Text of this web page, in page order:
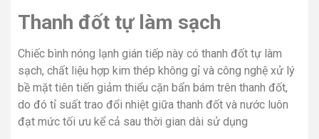
Thanh đốt tự làm sạch
Chiếc bình nóng lạnh gián tiếp này có thanh đốt tự làm
sạch, chất liệu hợp kim thép không gỉ và công nghệ xử lý
bề mặt tiên tiến giảm thiểu cặn bẩn bám trên thanh đốt,
do đó tỉ suất trao đổi nhiệt giữa thanh đốt và nước luôn
đạt mức tối ưu kể cả sau thời gian dài sử dụng